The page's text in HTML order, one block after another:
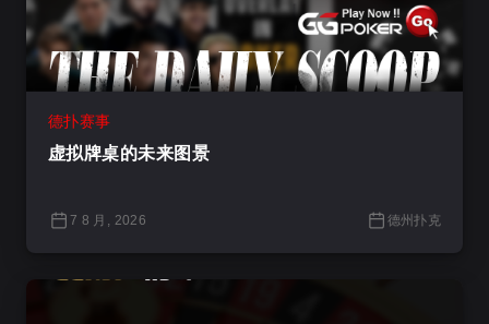
德扑赛事
虚拟牌桌的未来图景
7 8 月, 2026 德州扑克